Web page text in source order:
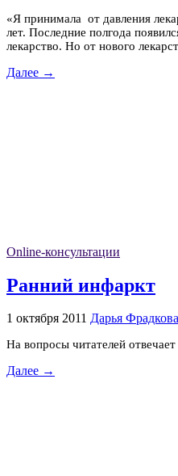
«Я принимала от давления
лет. Последние полгода
лекарство. Но от нового
Далее →
Online-консультации
Ранний инфаркт
1 октября 2011 Дарья Фрадкова
На вопросы читателей
Далее →